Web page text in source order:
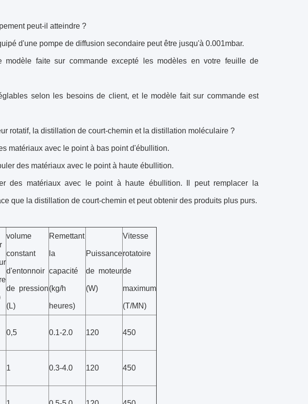
peut-il atteindre ?
d'une pompe de diffusion secondaire peut être jusqu'à 0.001mbar.
modèle faite sur commande excepté les modèles en votre feuille de
selon les besoins de client, et le modèle fait sur commande est
rotatif, la distillation de court-chemin et la distillation moléculaire ?
matériaux avec le point à bas point d'ébullition.
des matériaux avec le point à haute ébullition.
des matériaux avec le point à haute ébullition. Il peut remplacer la
que la distillation de court-chemin et peut obtenir des produits plus purs.
volume
constant
d'entonnoir
de pression
(L)
Remettant
la
capacité
(kg/h
heures)
Puissance
de moteur
(W)
Vitesse
rotatoire
de
maximum
(T/MN)
0,5 0.1-2.0 120 450
1 0.3-4.0 120 450